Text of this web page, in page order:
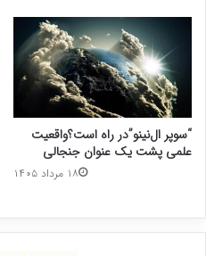
“سوپر ال‌نینو”در راه است؟واقعیت
علمی پشت یک عنوان جنجالی
۱۸ مرداد ۱۴۰۵